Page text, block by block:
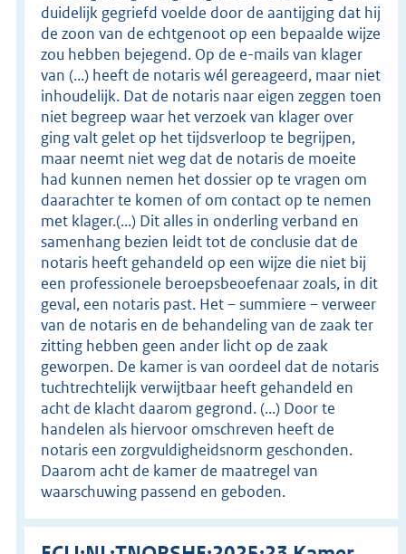
duidelijk gegriefd voelde door de aantijging dat hij
de zoon van de echtgenoot op een bepaalde wijze
zou hebben bejegend. Op de e-mails van klager
van (...) heeft de notaris wél gereageerd, maar niet
inhoudelijk. Dat de notaris naar eigen zeggen toen
niet begreep waar het verzoek van klager over
ging valt gelet op het tijdsverloop te begrijpen,
maar neemt niet weg dat de notaris de moeite
had kunnen nemen het dossier op te vragen om
daarachter te komen of om contact op te nemen
met klager.(...) Dit alles in onderling verband en
samenhang bezien leidt tot de conclusie dat de
notaris heeft gehandeld op een wijze die niet bij
een professionele beroepsbeoefenaar zoals, in dit
geval, een notaris past. Het – summiere – verweer
van de notaris en de behandeling van de zaak ter
zitting hebben geen ander licht op de zaak
geworpen. De kamer is van oordeel dat de notaris
tuchtrechtelijk verwijtbaar heeft gehandeld en
acht de klacht daarom gegrond. (...) Door te
handelen als hiervoor omschreven heeft de
notaris een zorgvuldigheidsnorm geschonden.
Daarom acht de kamer de maatregel van
waarschuwing passend en geboden.